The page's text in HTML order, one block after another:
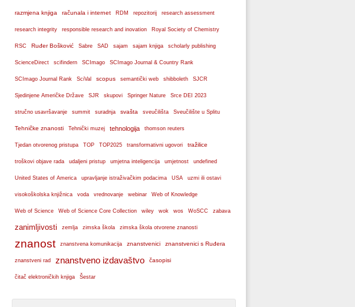
razmjena knjiga računala i internet RDM repozitorij research assessment
research integrity responsible research and inovation Royal Society of Chemistry
RSC Ruđer Bošković Sabre SAD sajam sajam knjiga scholarly publishing
ScienceDirect scifindern SCImago SCImago Journal & Country Rank
SCImago Journal Rank SciVal scopus semantički web shibboleth SJCR
Sjedinjene Američke Države SJR skupovi Springer Nature Srce DEI 2023
stručno usavršavanje summit suradnja svašta sveučilišta Sveučilište u Splitu
Tehničke znanosti Tehnički muzej tehnologija thomson reuters
Tjedan otvorenog pristupa TOP TOP2025 transformativni ugovori tražilice
troškovi objave rada udaljeni pristup umjetna inteligencija umjetnost undefined
United States of America upravljanje istraživačkim podacima USA uzmi ili ostavi
visokoškolska knjižnica voda vrednovanje webinar Web of Knowledge
Web of Science Web of Science Core Collection wiley wok wos WoSCC zabava
zanimljivosti zemlja zimska škola zimska škola otvorene znanosti
znanost znanstvena komunikacija znanstvenici znanstvenici s Ruđera
znanstveni rad znanstveno izdavaštvo časopisi
čitač elektroničkih knjiga Šestar